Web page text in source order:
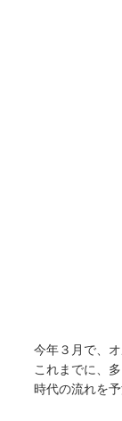
今年３月で、
これまでに、
時代の流れを